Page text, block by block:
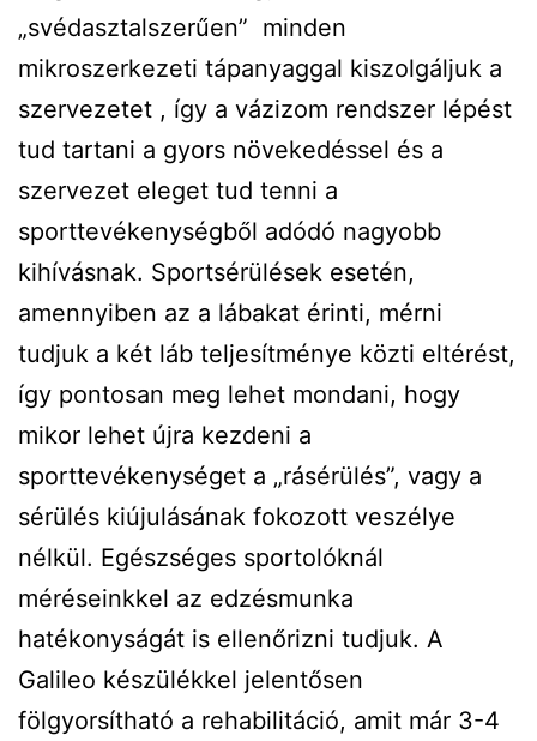
„svédasztalszerűen” minden
mikroszerkezeti tápanyaggal kiszolgáljuk a
szervezetet , így a vázizom rendszer lépést
tud tartani a gyors növekedéssel és a
szervezet eleget tud tenni a
sporttevékenységből adódó nagyobb
kihívásnak. Sportsérülések esetén,
amennyiben az a lábakat érinti, mérni
tudjuk a két láb teljesítménye közti eltérést,
így pontosan meg lehet mondani, hogy
mikor lehet újra kezdeni a
sporttevékenységet a „rásérülés”, vagy a
sérülés kiújulásának fokozott veszélye
nélkül. Egészséges sportolóknál
méréseinkkel az edzésmunka
hatékonyságát is ellenőrizni tudjuk. A
Galileo készülékkel jelentősen
fölgyorsítható a rehabilitáció, amit már 3-4